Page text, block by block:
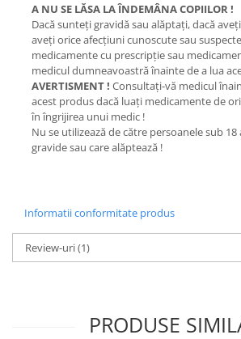
A NU SE LĂSA LA ÎNDEMÂNA COPIILOR !
Dacă sunteţi gravidă sau alăptaţi, dacă
aveţi orice afecţiuni cunoscute sau
medicamente cu prescripţie sau
medicul dumneavoastră înainte de a lua
AVERTISMENT ! Consultaţi-vă medicul
acest produs dacă luaţi medicamente de
în îngrijirea unui medic !
Nu se utilizează de către persoanele sub 18
gravide sau care alăptează !
Informatii conformitate produs
Review-uri(1)
PRODUSE